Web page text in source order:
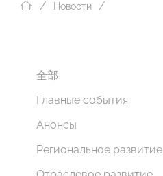
Новости
全部
Главные события
Анонсы
Региональное развитие